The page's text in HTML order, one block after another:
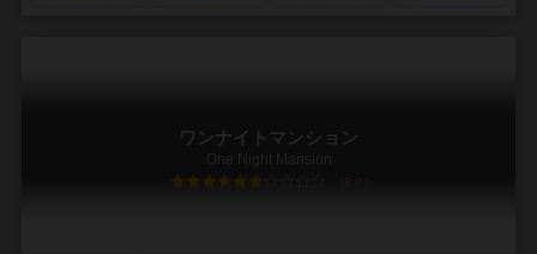
ワンナイトマンション
One Night Mansion
6.0